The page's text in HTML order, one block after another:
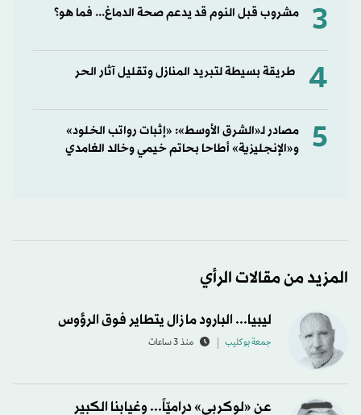
3 مشروب قبل النوم قد يدعم صحة الدماغ... فما هو؟
4 طريقة بسيطة لتبريد المنازل وتقليل آثار الحر
5
مصادر لـ«الشرق الأوسط»: «إثبات رواتب الخلود»
و«الإنجليزية» أطاحا بحاتم خيمي وخالد الغامدي
المزيد من مقالات الرأي
ليبيا... البارود ما زال يتطاير فوق الرؤوس
جمعة بوكليب منذ 3 ساعات
عن «لوكربي» دراميّاً... وغيابنا الكبير